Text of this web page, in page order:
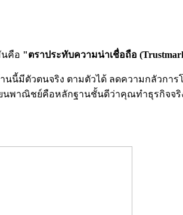
นคือ "ตราประทับความน่าเชื่อถือ
นนี้มีตัวตนจริง ตามตัวได้ ลดความกลัวการ
นพาณิชย์คือหลักฐานชั้นดีว่าคุณทำธุรกิจจริ